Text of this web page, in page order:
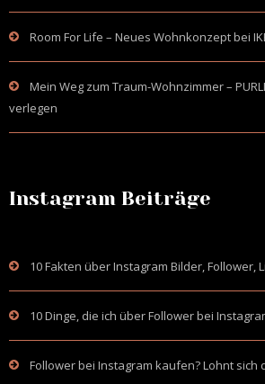
Room For Life – Neues Wohnkonzept bei
Mein Weg zum Traum-Wohnzimmer –
verlegen
Instagram Beiträge
10 Fakten über Instagram Bilder, Follower,
10 Dinge, die ich über Follower bei
Follower bei Instagram kaufen? Lohnt sich